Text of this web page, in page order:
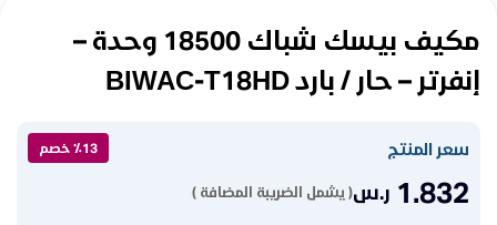
مكيف بيسك شباك 18500 وحدة –
إنفرتر – حار / بارد BIWAC-T18HD
سعر المنتج ٪13 خصم
1.832 ر.س( يشمل الضريبة المضافة )